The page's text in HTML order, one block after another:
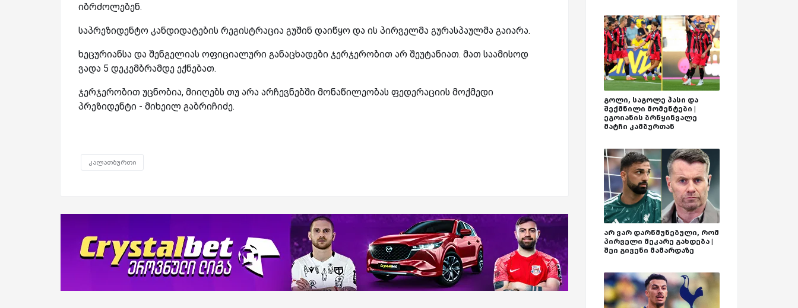
იბრძოლებენ.
საპრეზიდენტო კანდიდატების რეგისტრაცია გუშინ დაიწყო და ის პირველმა გურასპაულმა გაიარა.
ხეცურიანსა და შენგელიას ოფიციალური განაცხადები ჯერჯერობით არ შეუტანიათ. მათ საამისოდ
ვადა 5 დეკემბრამდე ექნებათ.
ჯერჯერობით უცნობია, მიიღებს თუ არა არჩევნებში მონაწილეობას ფედერაციის მოქმედი
პრეზიდენტი - მიხეილ გაბრიჩიძე.
კალათბურთი
გოლი, საგოლე პასი და
შექმნილი მომენტები |
ეგოიანის ბრწყინვალე
მატჩი კამბურთან
არ ვარ დარწმუნებული, რომ
პირველი მეკარე გახდება |
შეი გივენი მამარდაზე